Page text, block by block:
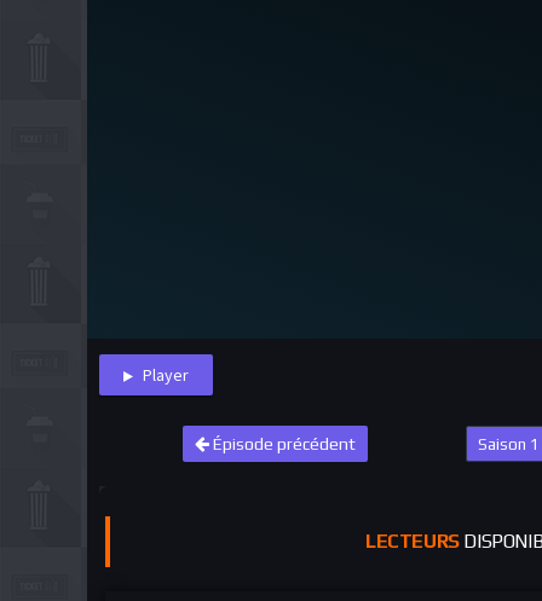
Player
Épisode précédent
LECTEURS